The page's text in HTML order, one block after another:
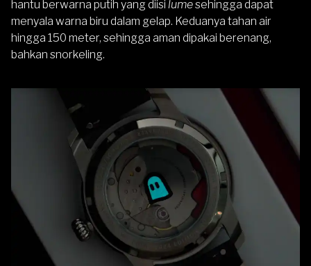
hantu berwarna putih yang diisi lumesehingga dapat
menyala warna biru dalam gelap. Keduanya tahan air
hingga 150 meter, sehingga aman dipakai berenang,
bahkan snorkeling.